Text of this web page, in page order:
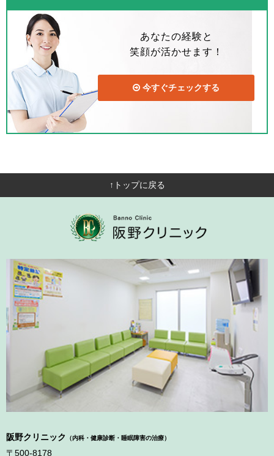
あなたの経験と
笑顔が活かせます！
今すぐチェックする
↑トップに戻る
阪野クリニック （内科・健康診断・睡眠障害の治療）
〒500-8178